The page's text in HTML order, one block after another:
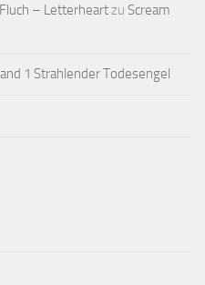
– Letterheartzu Scream
1 Strahlender Todesengel